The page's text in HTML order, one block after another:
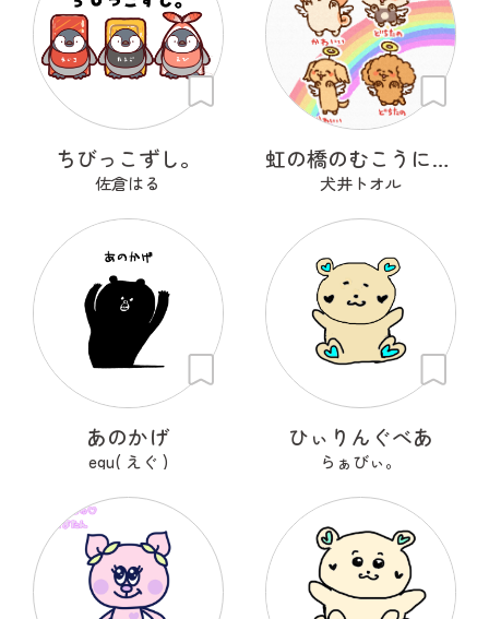
ちびっこずし。
佐倉はる
虹の橋のむこうにいるうちのこ
犬井トオル
あのかげ
egu( えぐ )
ひぃりんぐべあ
らぁびぃ。